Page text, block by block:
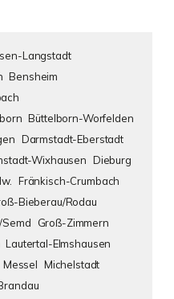
Langstadt
Bensheim
Büttelborn-Worfelden
Darmstadt-Eberstadt
Wixhausen Dieburg
Fränkisch-Crumbach
Bieberau/Rodau
Groß-Zimmern
Lautertal-Elmshausen
Messel Michelstadt